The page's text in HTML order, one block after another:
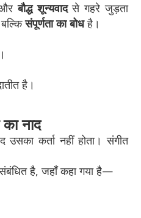
बौद्ध शून्यवादसे गहरे जुड़ता
बल्किसंपूर्णता का बोधहै।
है।
नाद
उसका कर्ता नहीं होता। संगीत
है, जहाँ कहा गया है—